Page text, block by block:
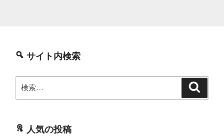
サイト内検索
索:
人気の投稿